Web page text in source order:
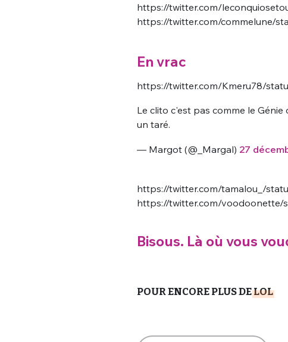
https://twitter.com/
https://twitter.com/commelune/
En vrac
https://twitter.com/Kmeru78/
Le clito c'est pas comme le
un taré.
— Margot (@_Margal) 27
https://twitter.com/tamalou_/
https://twitter.com/voodoonette/
Bisous. Là où vous
POUR ENCORE PLUS DELOL